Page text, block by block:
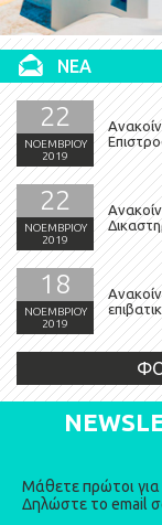
ΝΕΑ
22
ΝΟΕΜΒΡΙΟΥ
2019
22
ΝΟΕΜΒΡΙΟΥ
2019
18
ΝΟΕΜΒΡΙΟΥ
2019
Μάθετε πρώτοι για
Δηλώστε το email